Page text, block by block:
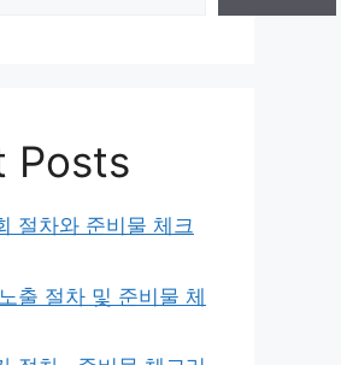
Posts
절차와 준비물 체크
출 절차 및 준비물 체